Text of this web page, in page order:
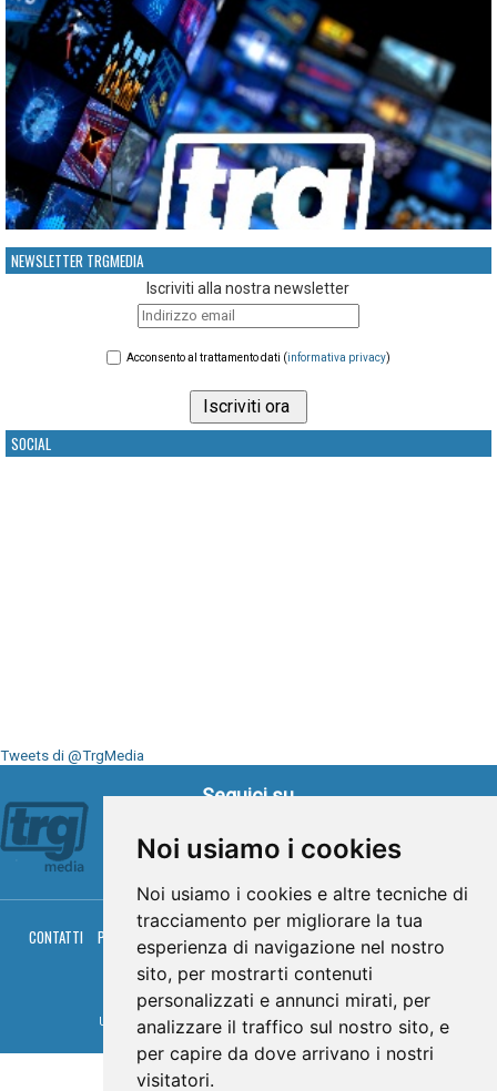
Noi usiamo i cookies
Noi usiamo i cookies e altre tecniche di
tracciamento per migliorare la tua
esperienza di navigazione nel nostro
sito, per mostrarti contenuti
personalizzati e annunci mirati, per
analizzare il traffico sul nostro sito, e
per capire da dove arrivano i nostri
visitatori.
NEWSLETTER TRGMEDIA
Iscriviti alla nostra newsletter
Acconsento al trattamento dati (informativa privacy)
SOCIAL
Tweets di @TrgMedia
Seguici su
CONTATTI PRIVACY COOKIES PALINSESTO DIRETTA TV
DIRETTA RADIO
RGM HITRADIO
© TRG Media 2005-2026
Umbria Televisioni s.r.l. - P.I.00496230541 - www.trgmedia.it- Powered by